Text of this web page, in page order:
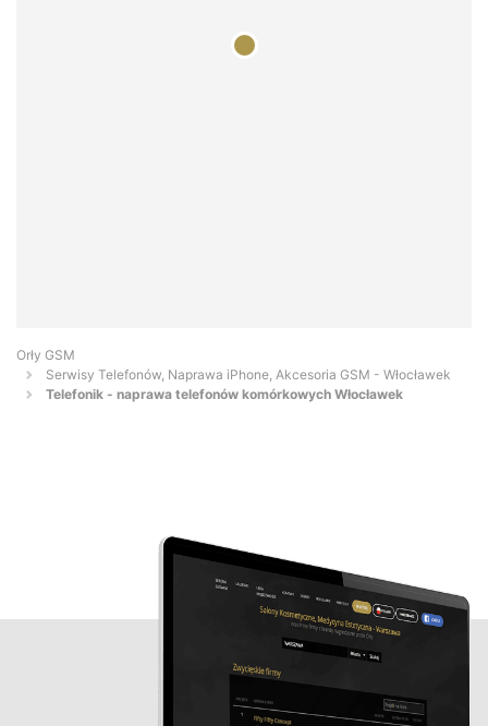
Orły GSM
Serwisy Telefonów, Naprawa iPhone, Akcesoria GSM - Włocławek
Telefonik - naprawa telefonów komórkowych Włocławek